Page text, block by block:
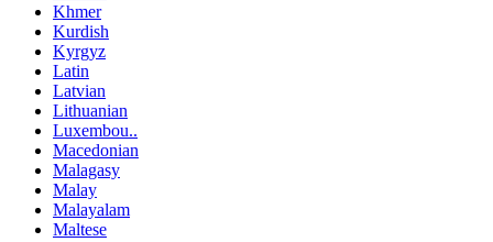
Khmer
Kurdish
Kyrgyz
Latin
Latvian
Lithuanian
Luxembou..
Macedonian
Malagasy
Malay
Malayalam
Maltese